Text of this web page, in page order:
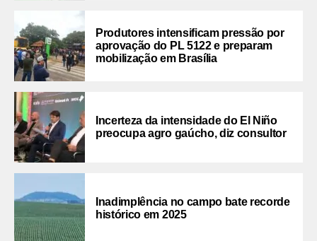
Produtores intensificam pressão por
aprovação do PL 5122 e preparam
mobilização em Brasília
Incerteza da intensidade do El Niño
preocupa agro gaúcho, diz consultor
Inadimplência no campo bate recorde
histórico em 2025